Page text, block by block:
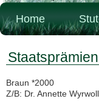
Home
Braun *2000
Z/B: Dr. Annette Wyrwoll